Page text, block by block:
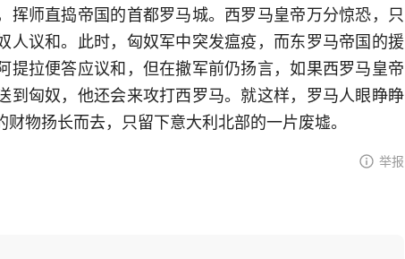
挥师直捣帝国的首都罗马城。西罗马皇帝万分惊恐，只
人议和。此时，匈奴军中突发瘟疫，而东罗马帝国的援
提拉便答应议和，但在撤军前仍扬言，如果西罗马皇帝
到匈奴，他还会来攻打西罗马。就这样，罗马人眼睁睁
物扬长而去，只留下意大利北部的一片废墟。
举报